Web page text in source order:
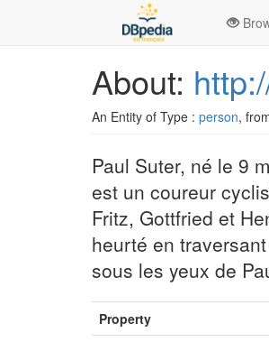
About:
An Entity of Type : person,
Paul Suter, né le 9
est un coureur
Fritz, Gottfried et
heurté en
sous les yeux de
Property